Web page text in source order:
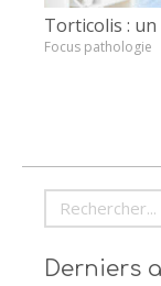
Torticolis : un
Focus pathologie
Rechercher
Derniers